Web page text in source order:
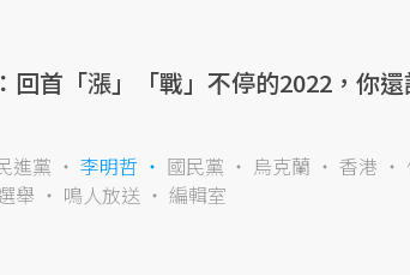
回首「漲」「戰」不停的2022，你還
進黨 李明哲 國民黨 烏克蘭 香港
舉 鳴人放送 編輯室